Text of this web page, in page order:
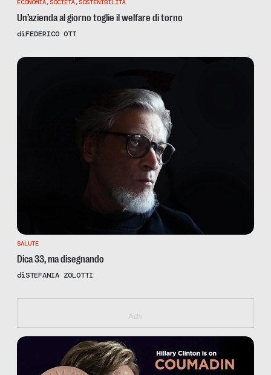
ECONOMIA, SOCIETÀ, SOSTENIBILITÀ
Un’azienda al giorno toglie il welfare di torno
diFEDERICO OTT
SALUTE
Dica 33, ma disegnando
diSTEFANIA ZOLOTTI
https://iallavoro.eventbrite.it
Adv